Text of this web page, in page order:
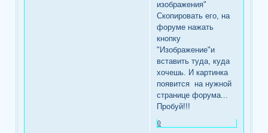
изображения"
Скопировать его, на
форуме нажать
кнопку
"Изображение"и
вставить туда, куда
хочешь. И картинка
появится на нужной
странице форума...
Пробуй!!!
0